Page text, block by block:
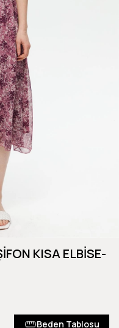
KISA ELBİSE-
Beden Tablosu